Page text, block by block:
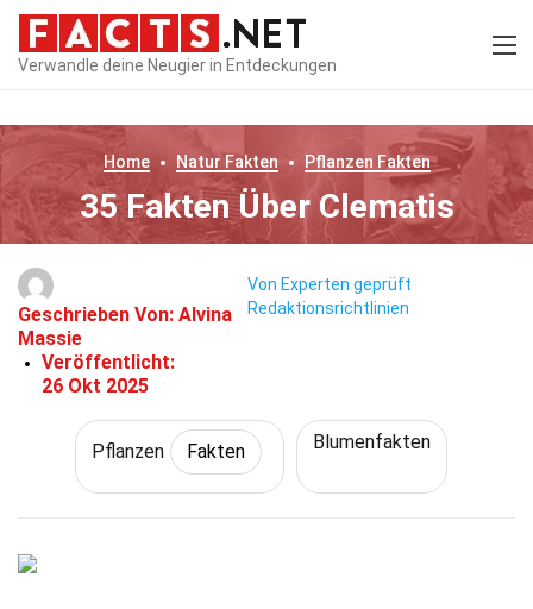
Verwandle deine Neugier in Entdeckungen
Home Natur Fakten Pflanzen Fakten
35 Fakten Über Clematis
Geschrieben Von: Alvina
Massie
Veröffentlicht:
26 Okt 2025
Von Experten geprüft
Redaktionsrichtlinien
Pflanzen Fakten Blumenfakten